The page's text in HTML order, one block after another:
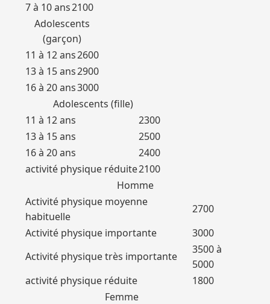
7 à 10 ans2100
Adolescents
(garçon)
11 à 12 ans2600
13 à 15 ans2900
16 à 20 ans3000
Adolescents (fille)
11 à 12 ans
2300
13 à 15 ans
2500
16 à 20 ans
2400
activité physique réduite2100
Homme
Activité physique moyenne
habituelle
2700
Activité physique importante
3000
Activité physique très importante
3500 à
5000
activité physique réduite
1800
Femme